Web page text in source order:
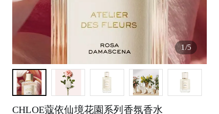
1/5
CHLOE蔻依仙境花園系列香氛香水